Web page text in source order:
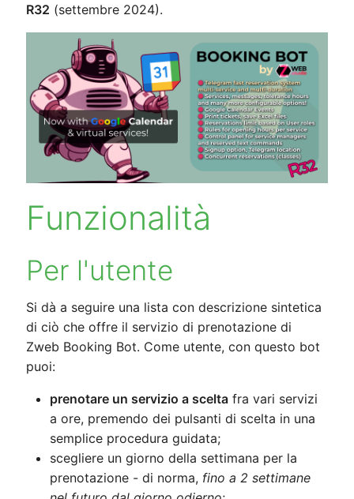
R32 (settembre 2024).
Funzionalità
Per l'utente
Si dà a seguire una lista con descrizione sintetica
di ciò che offre il servizio di prenotazione di
Zweb Booking Bot. Come utente, con questo bot
puoi:
prenotare un servizio a sceltafra vari servizi
a ore, premendo dei pulsanti di scelta in una
semplice procedura guidata;
scegliere un giorno della settimana per la
prenotazione - di norma, fino a 2 settimane